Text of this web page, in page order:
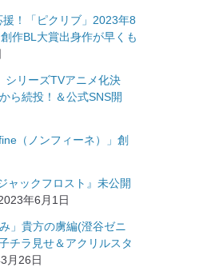
！「ピクリブ」2023年8
作BL大賞出身作が早くも
シリーズTVアニメ化決
ら続投！＆公式SNS開
（ノンフィーネ）」創
ャックフロスト』未公開
年6月1日
」貴方の虜編(澄谷ゼニ
チラ見せ＆アクリルスタ
月26日